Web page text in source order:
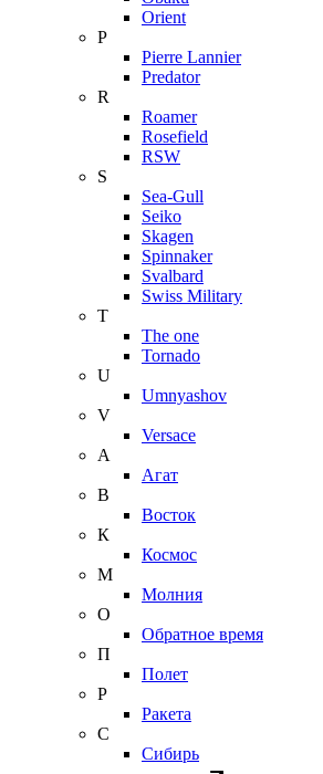
Orient
P
Pierre Lannier
Predator
R
Roamer
Rosefield
RSW
S
Sea-Gull
Seiko
Skagen
Spinnaker
Svalbard
Swiss Military
T
The one
Tornado
U
Umnyashov
V
Versace
А
Агат
В
Восток
К
Космос
М
Молния
О
Обратное время
П
Полет
Р
Ракета
С
Сибирь